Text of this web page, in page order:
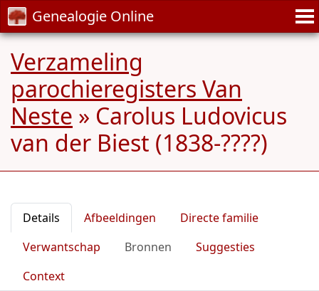
Genealogie Online
Verzameling
parochieregisters Van
Neste » Carolus Ludovicus
van der Biest (1838-????)
Details Afbeeldingen
Directe familie
Verwantschap
Bronnen
Suggesties
Context